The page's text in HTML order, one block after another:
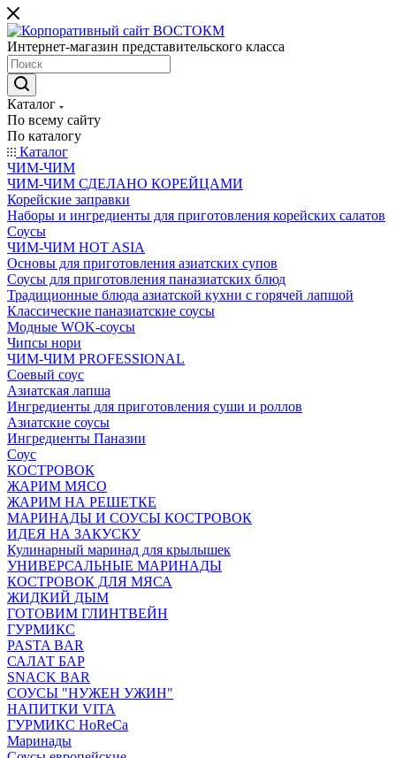
Интернет-магазин представительского класса
Каталог
По всему сайту
По каталогу
Каталог
ЧИМ-ЧИМ
ЧИМ-ЧИМ СДЕЛАНО КОРЕЙЦАМИ
Корейские заправки
Наборы и ингредиенты для приготовления корейских салатов
Соусы
ЧИМ-ЧИМ HOT ASIA
Основы для приготовления азиатских супов
Соусы для приготовления паназиатских блюд
Традиционные блюда азиатской кухни с горячей лапшой
Классические паназиатские соусы
Модные WOK-соусы
Чипсы нори
ЧИМ-ЧИМ PROFESSIONAL
Соевый соус
Азиатская лапша
Ингредиенты для приготовления суши и роллов
Азиатские соусы
Ингредиенты Паназии
Соус
КОСТРОВОК
ЖАРИМ МЯСО
ЖАРИМ НА РЕШЕТКЕ
МАРИНАДЫ И СОУСЫ КОСТРОВОК
ИДЕЯ НА ЗАКУСКУ
Кулинарный маринад для крылышек
УНИВЕРСАЛЬНЫЕ МАРИНАДЫ
КОСТРОВОК ДЛЯ МЯСА
ЖИДКИЙ ДЫМ
ГОТОВИМ ГЛИНТВЕЙН
ГУРМИКС
PASTA BAR
САЛАТ БАР
SNACK BAR
СОУСЫ "НУЖЕН УЖИН"
НАПИТКИ VITA
ГУРМИКС HoReCa
Маринады